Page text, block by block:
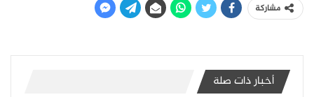
مشاركة
أخبار ذات صلة